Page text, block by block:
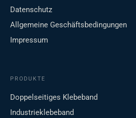
Datenschutz
Allgemeine Geschäftsbedingungen
Impressum
PRODUKTE
Doppelseitiges Klebeband
Industrieklebeband